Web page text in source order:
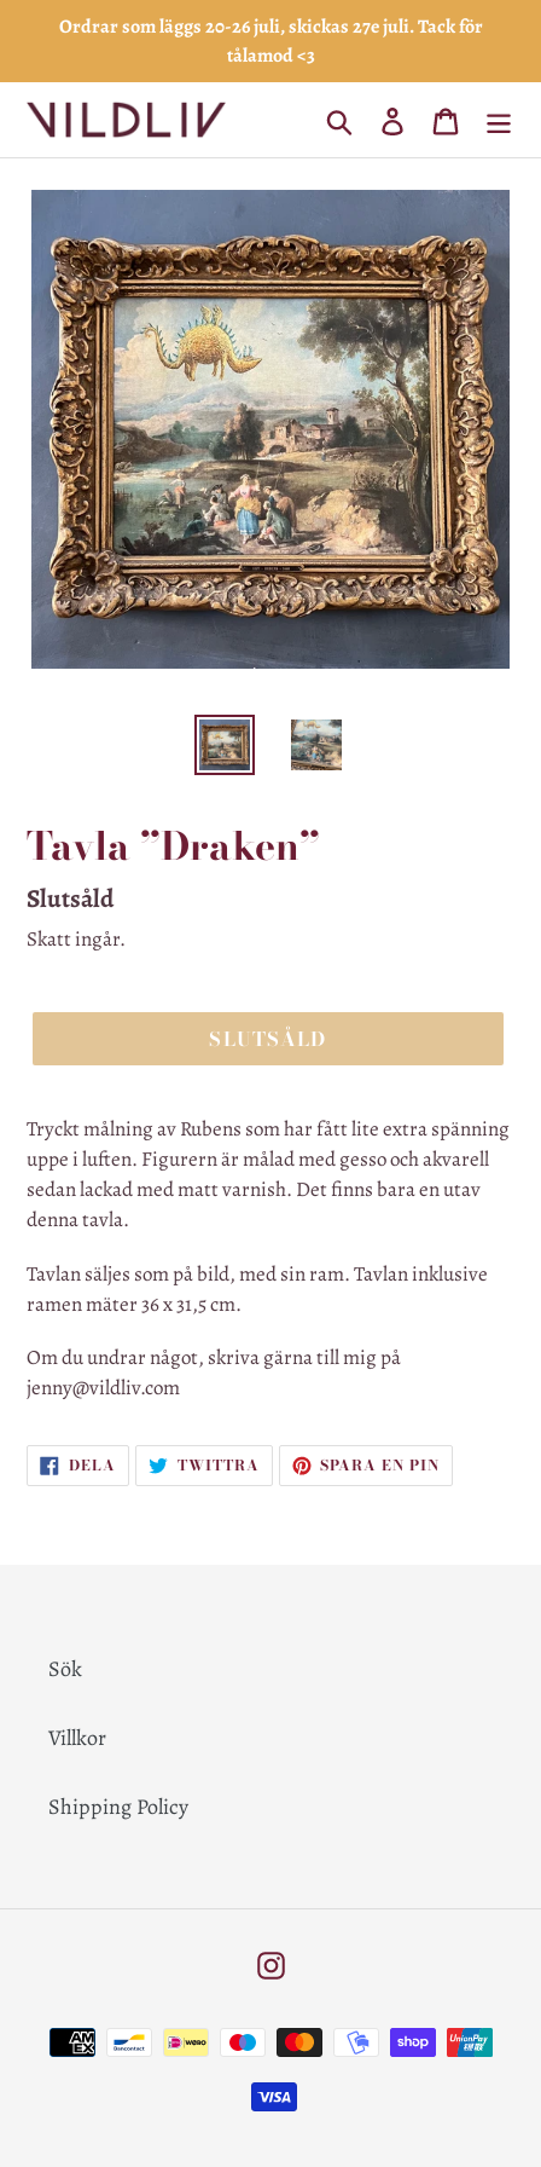
till
innehåll
Ordrar som läggs 20-26 juli, skickas 27e juli. Tack för
tålamod <3
Sök Logga in Varukorg
Tavla ”Draken”
Ordinarie
pris
Slutsåld
Skatt ingår.
SLUTSÅLD
till
produkten
i
din
Tryckt målning av Rubens som har fått lite extra spänning
uppe i luften. Figurern är målad med gesso och akvarell
sedan lackad med matt varnish. Det finns bara en utav
denna tavla.
Tavlan säljes som på bild, med sin ram. Tavlan inklusive
ramen mäter 36 x 31,5 cm.
Om du undrar något, skriva gärna till mig på
jenny@vildliv.com
DELA DELA
FACEBOOK
TWITTRA TWITTRA
TWITTER
SPARA EN PIN
PIN
Sök
Villkor
Shipping Policy
Instagram
Betalningsmetoder